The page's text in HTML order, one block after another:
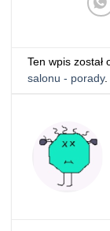
Ten wpis został
salonu - porady.